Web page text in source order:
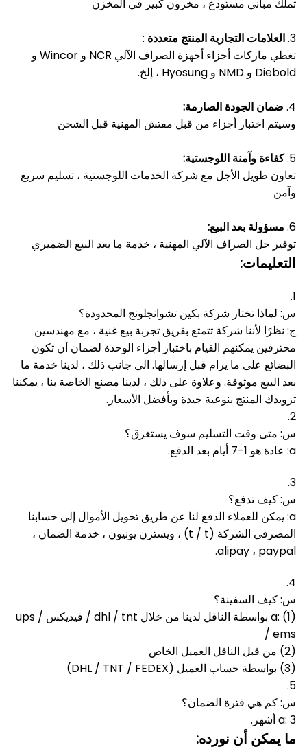
تملك مباني مستودع ، مخزون كبير في المخزن
3. العلامات التجارية المنتج متعددة :
تغطي ماركات أجزاء أجهزة الصراف الآلي NCR و Wincor و
Diebold و NMD و Hyosung ، إلخ.
4. ضمان الجودة الصارمة:
وسيتم اختبار أجزاء من قبل مفتش المهنية قبل الشحن
5. كفاءة وآمنة اللوجستية:
تعاون طويل الأجل مع شركة الخدمات اللوجستية ، تسليم سريع
وآمن
6. مسؤولة بعد البيع:
توفير حل الصراف الآلي المهنية ، خدمة ما بعد البيع الضميري
التعليمات:
1.
س: لماذا تختار شركة بكين تشوانجلونج المحدودة؟
ج: نظرًا لأننا شركة تتمتع بفريق تجربة بيع غنية ، مع مهندسين
محترفين يمكنهم القيام باختبار أجزاء الوحدة لضمان أن تكون
البضائع على ما يرام قبل إرسالها. الى جانب ذلك ، لدينا خدمة ما
بعد البيع موثوقة. وعلاوة على ذلك ، لدينا مصنع الخاصة بنا ، يمكننا
تزويدك المنتج بنوعية جيدة وبأفضل الأسعار.
2.
س: متى وقت التسليم سوف يستغرق؟
a: عادة هو 1-7 أيام بعد الدفع.
3.
س: كيف تدفع؟
a: يمكن للعملاء الدفع لنا عن طريق تحويل الأموال إلى حسابنا
المصرفي الشركة (t / t) ، ويسترن يونيون ، خدمة الضمان ،
alipay ، paypal.
4.
س: كيف السفينة؟
a: (1) بواسطة الناقل لدينا من خلال dhl / tnt / فيديكس / ups
/ ems
(2) من قبل الناقل العميل الخاص
(3) بواسطة حساب العميل (DHL / TNT / FEDEX)
5.
س: كم هي فترة الضمان؟
a: 3 أشهر.
ما يمكن أن نورده: